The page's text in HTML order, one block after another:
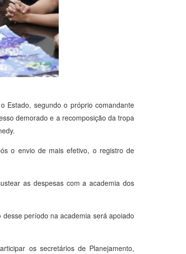
Estado, segundo o próprio comandante
demorado e a recomposição da tropa
o envio de mais efetivo, o registro de
as despesas com a academia dos
período na academia será apoiado
os secretários de Planejamento,